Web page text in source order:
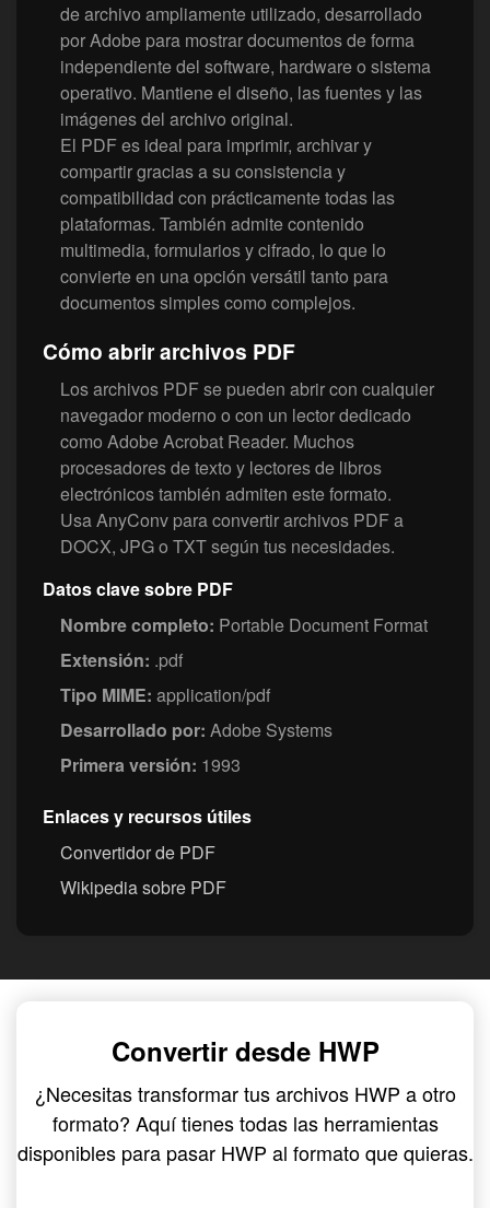
de archivo ampliamente utilizado, desarrollado
por Adobe para mostrar documentos de forma
independiente del software, hardware o sistema
operativo. Mantiene el diseño, las fuentes y las
imágenes del archivo original.
El PDF es ideal para imprimir, archivar y
compartir gracias a su consistencia y
compatibilidad con prácticamente todas las
plataformas. También admite contenido
multimedia, formularios y cifrado, lo que lo
convierte en una opción versátil tanto para
documentos simples como complejos.
Cómo abrir archivos PDF
Los archivos PDF se pueden abrir con cualquier
navegador moderno o con un lector dedicado
como Adobe Acrobat Reader. Muchos
procesadores de texto y lectores de libros
electrónicos también admiten este formato.
Usa AnyConv para convertir archivos PDF a
DOCX, JPG o TXT según tus necesidades.
Datos clave sobre PDF
Nombre completo: Portable Document Format
Extensión: .pdf
Tipo MIME: application/pdf
Desarrollado por: Adobe Systems
Primera versión: 1993
Enlaces y recursos útiles
Convertidor de PDF
Wikipedia sobre PDF
Convertir desde HWP
¿Necesitas transformar tus archivos HWP a otro
formato? Aquí tienes todas las herramientas
disponibles para pasar HWP al formato que quieras.